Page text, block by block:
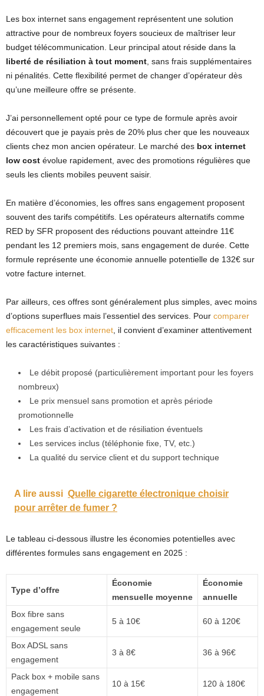
Les box internet sans engagement représentent une solution
attractive pour de nombreux foyers soucieux de maîtriser leur
budget télécommunication. Leur principal atout réside dans la
liberté de résiliation à tout moment , sans frais supplémentaires
ni pénalités. Cette flexibilité permet de changer d’opérateur dès
qu’une meilleure offre se présente.
J’ai personnellement opté pour ce type de formule après avoir
découvert que je payais près de 20% plus cher que les nouveaux
clients chez mon ancien opérateur. Le marché des box internet
low cost évolue rapidement, avec des promotions régulières que
seuls les clients mobiles peuvent saisir.
En matière d’économies, les offres sans engagement proposent
souvent des tarifs compétitifs. Les opérateurs alternatifs comme
RED by SFR proposent des réductions pouvant atteindre 11€
pendant les 12 premiers mois, sans engagement de durée. Cette
formule représente une économie annuelle potentielle de 132€ sur
votre facture internet.
Par ailleurs, ces offres sont généralement plus simples, avec moins
d’options superflues mais l’essentiel des services. Pour comparer
efficacement les box internet , il convient d’examiner attentivement
les caractéristiques suivantes :
Le débit proposé (particulièrement important pour les foyers
nombreux)
Le prix mensuel sans promotion et après période
promotionnelle
Les frais d’activation et de résiliation éventuels
Les services inclus (téléphonie fixe, TV, etc.)
La qualité du service client et du support technique
A lire aussi Quelle cigarette électronique choisir
pour arrêter de fumer ?
Le tableau ci-dessous illustre les économies potentielles avec
différentes formules sans engagement en 2025 :
Type d’offre
Économie
mensuelle moyenne
Économie
annuelle
Box fibre sans
engagement seule
5 à 10€ 60 à 120€
Box ADSL sans
engagement
3 à 8€ 36 à 96€
Pack box + mobile sans
engagement
10 à 15€ 120 à 180€